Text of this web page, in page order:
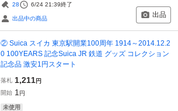
28 6/24 21:39終了
出品中の商品 出品
② Suica スイカ 東京駅開業100周年 1914～2014.12.2
0 100YEARS 記念Suica JR 鉄道 グッズ コレクション
記念品 激安1円スタート
落札 1,211円
開始 1 円
未使用